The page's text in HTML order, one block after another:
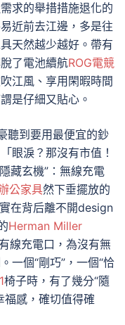
求的舉措措施退化的
近前去江邊，多是往
天然越少越好。帶有
了電池續航ROG電競
江風、享用閑暇時間
是仔細又貼心。
聽到要用最便宜的鈔
眼淚？那沒有市值！
藏玄機”：無線充電
公家具然下垂擺放的
在背后離不開design
Herman Miller
線充電口，為沒有無
一個“剛巧”，一個“恰
椅子時，有了幾分“隨
福感，確切值得確